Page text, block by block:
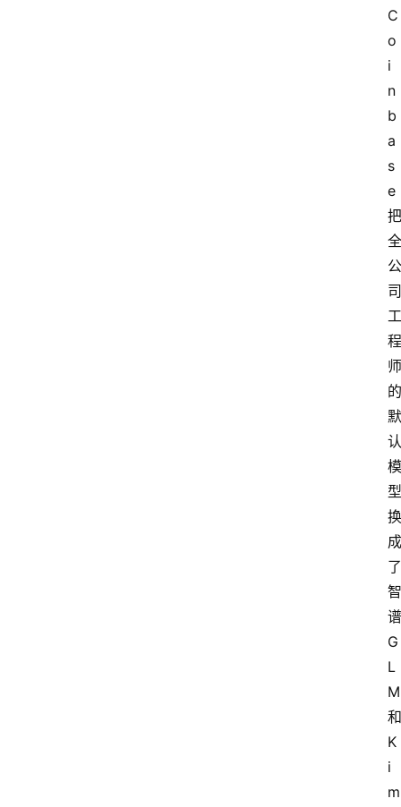
C
o
i
n
b
a
s
e
把
全
公
司
工
程
师
的
默
认
模
型
换
成
了
智
谱
G
L
M
和
K
i
m